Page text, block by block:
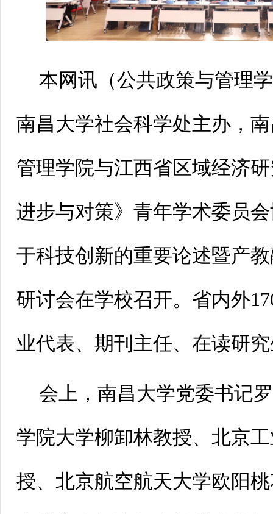
本网讯（公共政策与管理
南昌大学社会科学处主办，
管理学院与江西省区域经济
进步与对策》青年学术委员
于科技创新的重要论述暨产
研讨会在学校召开。省内外
业代表、期刊主任、在读研
会上，南昌大学党委书记
学院大学柳卸林教授、北京
授、北京航空航天大学欧阳